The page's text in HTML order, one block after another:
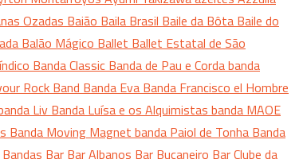
Ozadas Baião Baila Brasil Baile da Bôta Baile do
Balão Mágico Ballet Ballet Estatal de São
Banda Classic Banda de Pau e Cordabanda
Rock Band Banda Eva Banda Francisco el Hombre
Liv Banda Luísa e os Alquimistas banda MAOE
Banda Moving Magnet banda Paiol de Tonha Banda
Bandas Bar Bar Albanos Bar Bucaneiro Bar Clube da